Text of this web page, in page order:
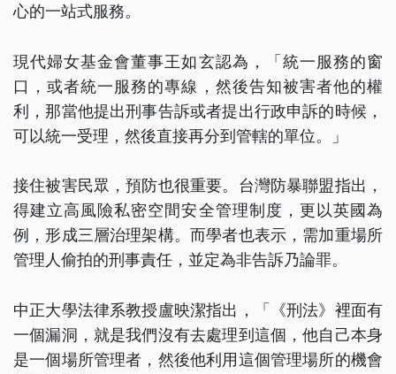
心的一站式服務。
現代婦女基金會董事王如玄認為，「統一服務的窗
口，或者統一服務的專線，然後告知被害者他的權
利，那當他提出刑事告訴或者提出行政申訴的時候，
可以統一受理，然後直接再分到管轄的單位。」
接住被害民眾，預防也很重要。台灣防暴聯盟指出，
得建立高風險私密空間安全管理制度，更以英國為
例，形成三層治理架構。而學者也表示，需加重場所
管理人偷拍的刑事責任，並定為非告訴乃論罪。
中正大學法律系教授盧映潔指出，「《刑法》裡面有
一個漏洞，就是我們沒有去處理到這個，他自己本身
是一個場所管理者，然後他利用這個管理場所的機會